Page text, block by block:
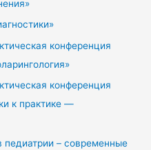
конференция
конференция
к практике —
педиатрии – современные